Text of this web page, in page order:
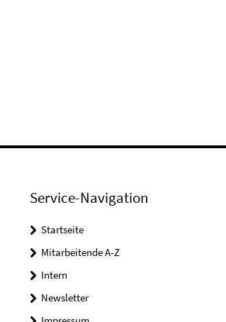
Service-Navigation
Startseite
Mitarbeitende A-Z
Intern
Newsletter